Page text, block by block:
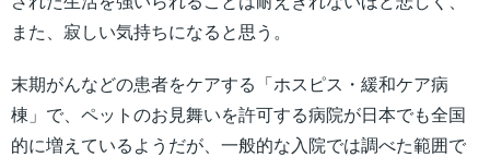
また、寂しい気持ちになると思う。
末期がんなどの患者をケアする「ホスピス・緩和ケア病
棟」で、ペットのお見舞いを許可する病院が日本でも全国
的に増えているようだが、一般的な入院では調べた範囲で